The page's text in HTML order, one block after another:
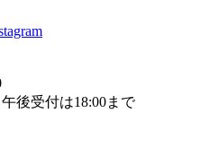
後受付は18:00まで